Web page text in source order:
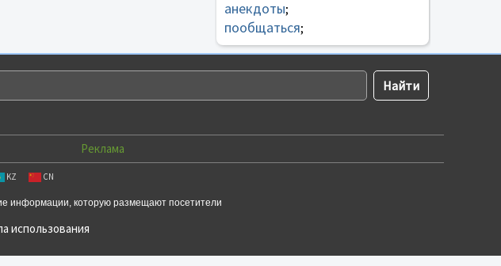
анекдоты;
пообщаться;
Реклама
KZ CN
информации, которую размещают посетители
использования